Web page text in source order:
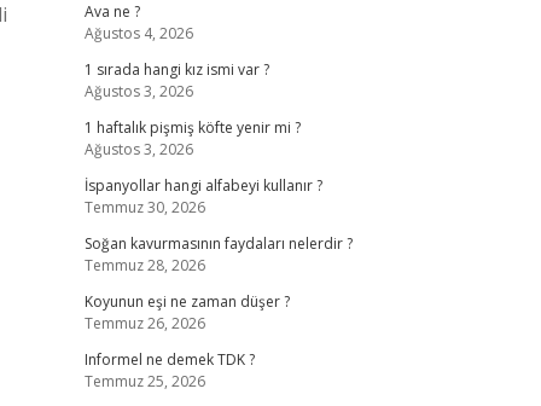
Ava ne ?
Ağustos 4, 2026
1 sırada hangi kız ismi var ?
Ağustos 3, 2026
1 haftalık pişmiş köfte yenir mi ?
Ağustos 3, 2026
İspanyollar hangi alfabeyi kullanır ?
Temmuz 30, 2026
Soğan kavurmasının faydaları nelerdir ?
Temmuz 28, 2026
Koyunun eşi ne zaman düşer ?
Temmuz 26, 2026
Informel ne demek TDK ?
Temmuz 25, 2026